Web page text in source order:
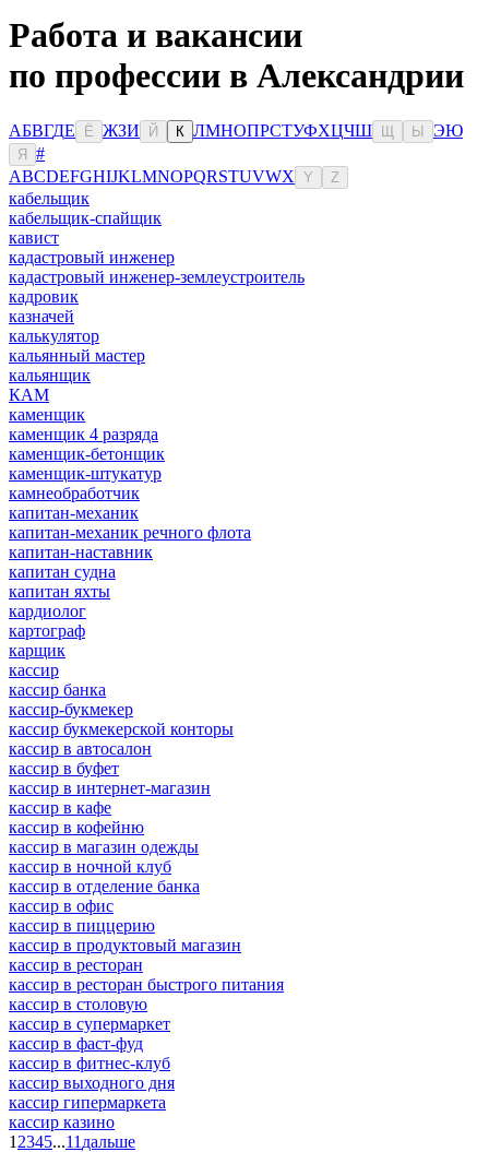
Работа и вакансии
по профессии в Александрии
АБВГДЕ Ё ЖЗИ Й К ЛМНОПРСТУФХЦЧШ Ы ЭЮ
Я
#
ABCDEFGHIJKLMNOPQRSTUVWX Y Z
кабельщик
кабельщик-спайщик
кавист
кадастровый инженер
кадастровый инженер-землеустроитель
кадровик
казначей
калькулятор
кальянный мастер
кальянщик
КАМ
каменщик
каменщик 4 разряда
каменщик-бетонщик
каменщик-штукатур
камнеобработчик
капитан-механик
капитан-механик речного флота
капитан-наставник
капитан судна
капитан яхты
кардиолог
картограф
карщик
кассир
кассир банка
кассир-букмекер
кассир букмекерской конторы
кассир в автосалон
кассир в буфет
кассир в интернет-магазин
кассир в кафе
кассир в кофейню
кассир в магазин одежды
кассир в ночной клуб
кассир в отделение банка
кассир в офис
кассир в пиццерию
кассир в продуктовый магазин
кассир в ресторан
кассир в ресторан быстрого питания
кассир в столовую
кассир в супермаркет
кассир в фаст-фуд
кассир в фитнес-клуб
кассир выходного дня
кассир гипермаркета
кассир казино
1 2345...11 дальше